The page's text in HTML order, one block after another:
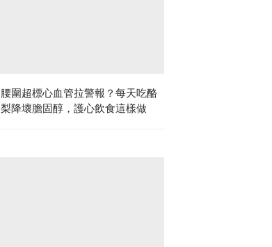
腰圍超標心血管拉警報？每天吃酪
梨降壞膽固醇，護心飲食這樣做